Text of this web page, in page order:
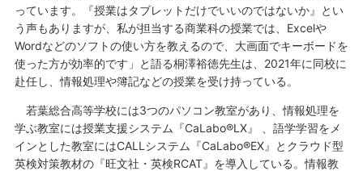
っています。『授業はタブレットだけでいいのではないか』とい
う声もありますが、私が担当する商業科の授業では、Excelや
Wordなどのソフトの使い方を教えるので、大画面でキーボードを
使った方が効率的です」と語る桐澤裕徳先生は、2021年に同校に
赴任し、情報処理や簿記などの授業を受け持っている。
若葉総合高等学校には3つのパソコン教室があり、情報処理を
学ぶ教室には授業支援システム『CaLabo®LX』 、語学学習をメ
インとした教室にはCALLシステム『CaLabo®EX』とクラウド型
英検対策教材の『旺文社・英検RCAT』を導入している。情報教